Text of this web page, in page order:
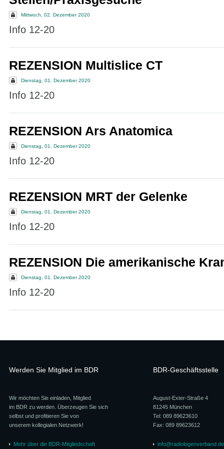
Mittwoch, 02. Dezember 2020
Info 12-20
REZENSION Multislice CT
Dienstag, 01. Dezember 2020
Info 12-20
REZENSION Ars Anatomica
Dienstag, 01. Dezember 2020
Info 12-20
REZENSION MRT der Gelenke
Dienstag, 01. Dezember 2020
Info 12-20
REZENSION Die amerikanische
Dienstag, 01. Dezember 2020
Info 12-20
Werden Sie Mitglied im BDR
Wir möchten Sie einladen, Mitglied
im BDR zu werden. Überzeugen Sie sich
selbst und profitieren Sie von
unserem kollegialen Netzwerk!
Mehr über die BDR-Mitgliedschaft
BDR-Geschäftsstelle
August-Exter-Straße 4
81245 München
Tel: 089 89623610
Fax: 089 89623612
info@radiologenverband.de